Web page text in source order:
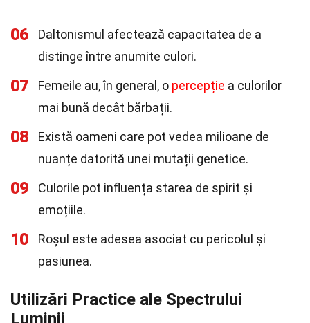
06
Daltonismul afectează capacitatea de a
distinge între anumite culori.
07 Femeile au, în general, o percepție a culorilor
mai bună decât bărbații.
08
Există oameni care pot vedea milioane de
nuanțe datorită unei mutații genetice.
09
Culorile pot influența starea de spirit și
emoțiile.
10
Roșul este adesea asociat cu pericolul și
pasiunea.
Utilizări Practice ale Spectrului
Luminii